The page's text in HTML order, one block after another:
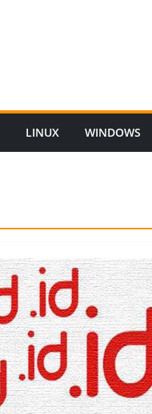
LINUX WINDOWS